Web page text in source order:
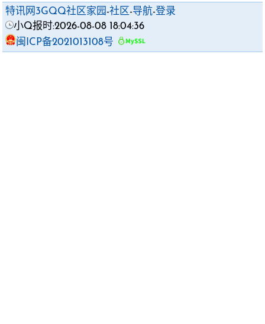
特讯网3GQQ社区家园 -社区 -导航-登录
小Q报时:2026-08-08 18:04:36
闽ICP备2021013108号